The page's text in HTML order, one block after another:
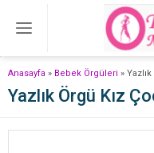
Anasayfa » Bebek Örgüleri »
Yazlık Örgü Kız